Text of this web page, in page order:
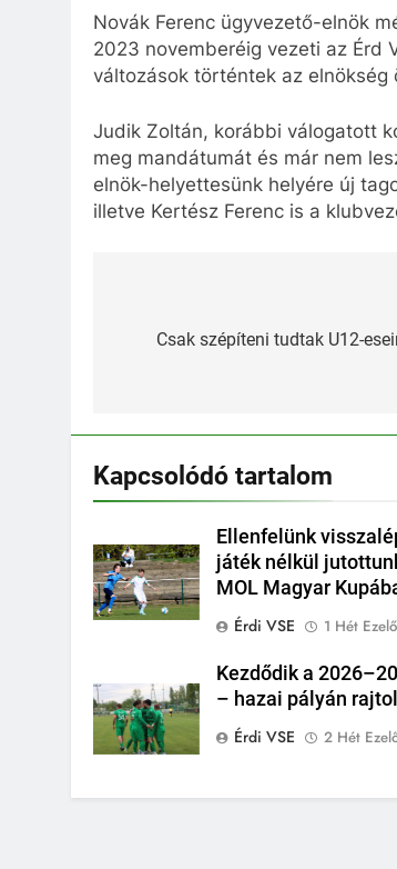
Novák Ferenc ügyvezető-elnök
2023 novemberéig vezeti az Érd
változások történtek az elnökség
Judik Zoltán, korábbi válogatott
meg mandátumát és már nem
elnök-helyettesünk helyére új
illetve Kertész Ferenc is a
navigáció
Csak szépíteni tudtak U12-
Kapcsolódó tartalom
Ellenfelünk
játék nélkül
MOL Magyar
Érdi VSE
1 Hét
Kezdődik a
– hazai pályán
Érdi VSE
2 Hét